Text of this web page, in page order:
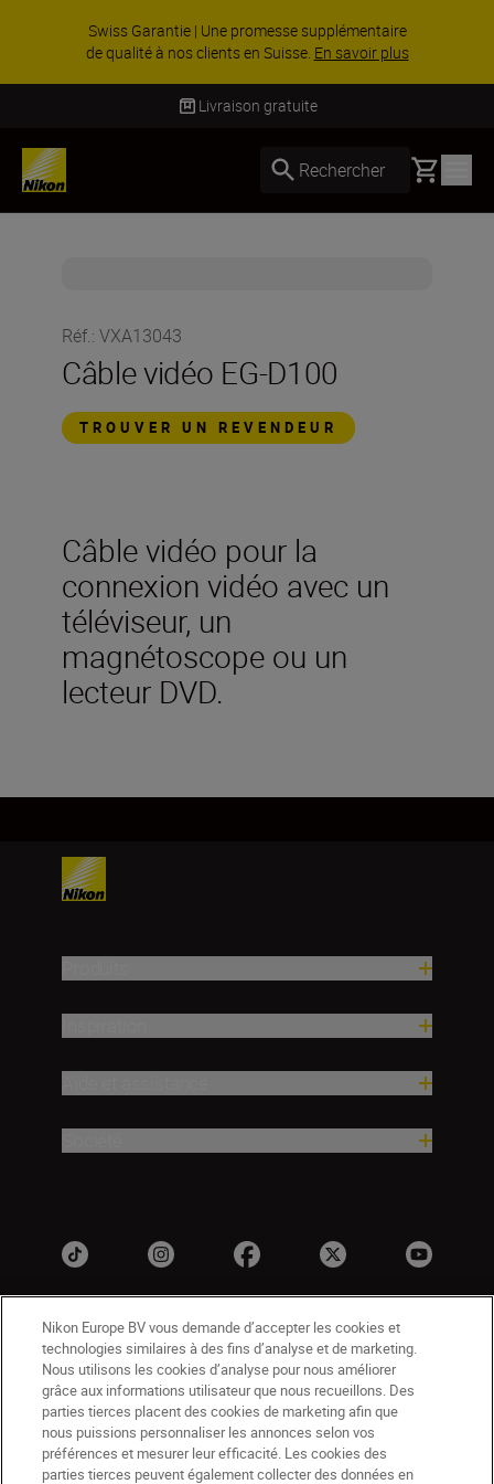
Swiss Garantie | Une promesse supplémentaire
de qualité à nos clients en Suisse. En savoir plus
Livraison gratuite
Rechercher Basket
Réf.: VXA13043
Câble vidéo EG-D100
TROUVER UN REVENDEUR
Câble vidéo pour la
connexion vidéo avec un
téléviseur, un
magnétoscope ou un
lecteur DVD.
CH Nikon Sites
Contactez-nous Avis de confidentialité
Nikon Europe BV vous demande d’accepter les cookies et
technologies similaires à des fins d’analyse et de marketing.
Nous utilisons les cookies d’analyse pour nous améliorer
grâce aux informations utilisateur que nous recueillons. Des
parties tierces placent des cookies de marketing afin que
nous puissions personnaliser les annonces selon vos
préférences et mesurer leur efficacité. Les cookies des
parties tierces peuvent également collecter des données en